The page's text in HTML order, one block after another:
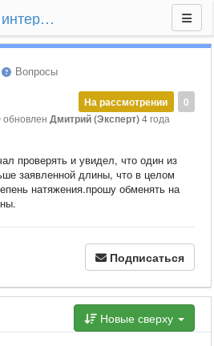
Центр поддержки интернет-магазина Extender24.ru
Вопросы
0
На рассмотрении
обновленДмитрий (Эксперт)4 года
проверять и увидел, что один из
заявленной длины, что в целом
натяжения.прошу обменять на
Подписаться
Новые сверху